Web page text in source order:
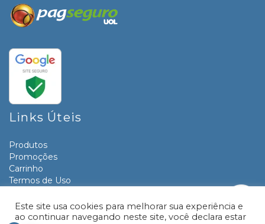
Links Úteis
Produtos
Promoções
Carrinho
Termos de Uso
Contato
Este site usa cookies para melhorar sua experiência e
ao continuar navegando neste site, você declara estar